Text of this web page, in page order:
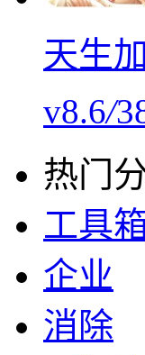
天生
v8.6/
热门
工具
企业
消除